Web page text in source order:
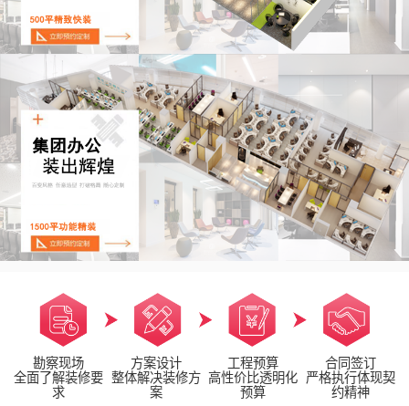
勘察现场
全面了解装修要
求
方案设计
整体解决装修方
案
工程预算
高性价比透明化
预算
合同签订
严格执行体现契
约精神